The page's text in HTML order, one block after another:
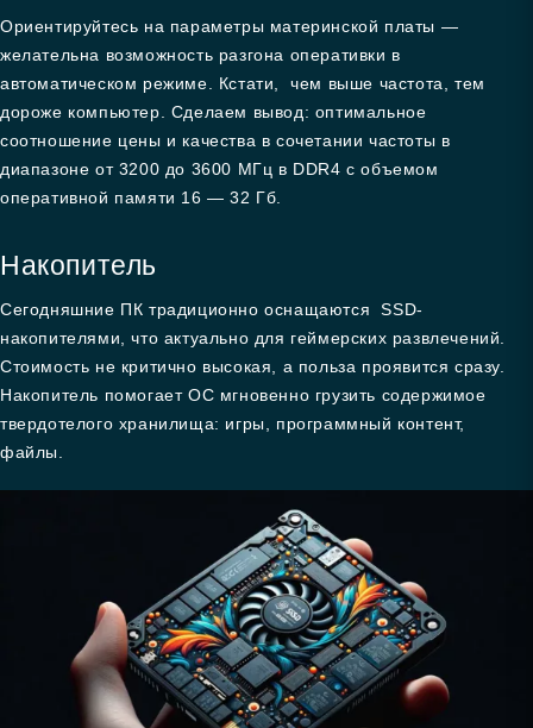
Ориентируйтесь на параметры материнской платы —
желательна возможность разгона оперативки в
автоматическом режиме. Кстати, чем выше частота, тем
дороже компьютер. Сделаем вывод: оптимальное
соотношение цены и качества в сочетании частоты в
диапазоне от 3200 до 3600 МГц в DDR4 с объемом
оперативной памяти 16 — 32 Гб.
Накопитель
Сегодняшние ПК традиционно оснащаются SSD-
накопителями, что актуально для геймерских развлечений.
Стоимость не критично высокая, а польза проявится сразу.
Накопитель помогает ОС мгновенно грузить содержимое
твердотелого хранилища: игры, программный контент,
файлы.